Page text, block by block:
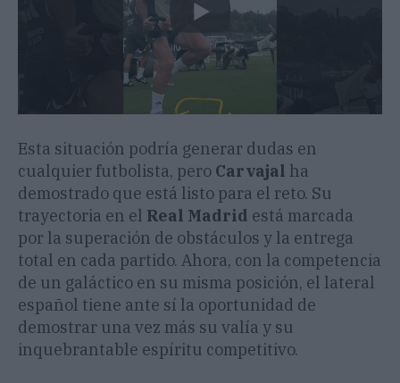
Esta situación podría generar dudas en
cualquier futbolista, pero Carvajal ha
demostrado que está listo para el reto. Su
trayectoria en el Real Madrid está marcada
por la superación de obstáculos y la entrega
total en cada partido. Ahora, con la competencia
de un galáctico en su misma posición, el lateral
español tiene ante sí la oportunidad de
demostrar una vez más su valía y su
inquebrantable espíritu competitivo.